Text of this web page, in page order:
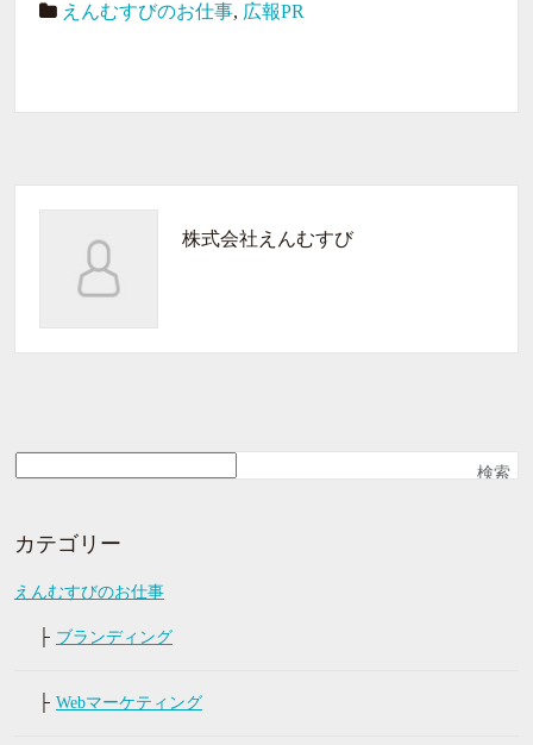
えんむすびのお仕事, 広報PR
株式会社えんむすび
検索
カテゴリー
えんむすびのお仕事
ブランディング
Webマーケティング